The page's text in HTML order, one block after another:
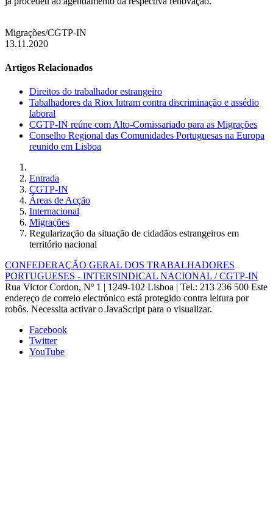
Migrações/CGTP-IN
13.11.2020
Artigos Relacionados
Direitos do trabalhador estrangeiro
Tabalhadores da Riox lutram contra discriminação e assédio
laboral
CGTP-IN reúne com Alto-Comissariado para as Migrações
Conselho Regional das Comunidades Portuguesas na Europa
reunido em Lisboa
Entrada
CGTP-IN
Áreas de Acção
Internacional
Migrações
Regularização da situação de cidadãos estrangeiros em
território nacional
CONFEDERAÇÃO GERAL DOS TRABALHADORES
PORTUGUESES - INTERSINDICAL NACIONAL / CGTP-IN
Rua Victor Cordon, Nº 1 | 1249-102 Lisboa | Tel.: 213 236 500 Este
endereço de correio electrónico está protegido contra leitura por
robôs. Necessita activar o JavaScript para o visualizar.
Facebook
Twitter
YouTube